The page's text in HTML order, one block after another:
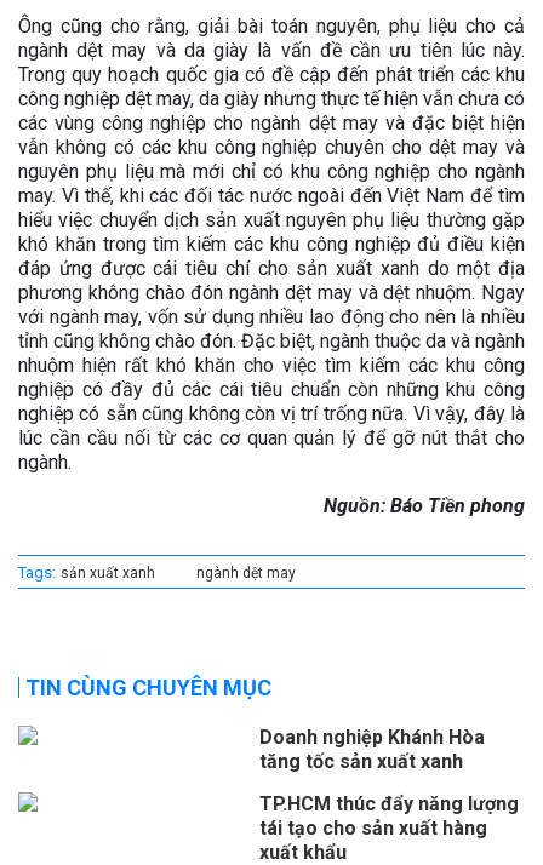
Ông cũng cho rằng, giải bài toán nguyên, phụ liệu cho cả
ngành dệt may và da giày là vấn đề cần ưu tiên lúc này.
Trong quy hoạch quốc gia có đề cập đến phát triển các khu
công nghiệp dệt may, da giày nhưng thực tế hiện vẫn chưa có
các vùng công nghiệp cho ngành dệt may và đặc biệt hiện
vẫn không có các khu công nghiệp chuyên cho dệt may và
nguyên phụ liệu mà mới chỉ có khu công nghiệp cho ngành
may. Vì thế, khi các đối tác nước ngoài đến Việt Nam để tìm
hiểu việc chuyển dịch sản xuất nguyên phụ liệu thường gặp
khó khăn trong tìm kiếm các khu công nghiệp đủ điều kiện
đáp ứng được cái tiêu chí cho sản xuất xanh do một địa
phương không chào đón ngành dệt may và dệt nhuộm. Ngay
với ngành may, vốn sử dụng nhiều lao động cho nên là nhiều
tỉnh cũng không chào đón. Đặc biệt, ngành thuộc da và ngành
nhuộm hiện rất khó khăn cho việc tìm kiếm các khu công
nghiệp có đầy đủ các cái tiêu chuẩn còn những khu công
nghiệp có sẵn cũng không còn vị trí trống nữa. Vì vậy, đây là
lúc cần cầu nối từ các cơ quan quản lý để gỡ nút thắt cho
ngành.
Nguồn: Báo Tiền phong
Tags: sản xuất xanh ngành dệt may
TIN CÙNG CHUYÊN MỤC
Doanh nghiệp Khánh Hòa
tăng tốc sản xuất xanh
TP.HCM thúc đẩy năng lượng
tái tạo cho sản xuất hàng
xuất khẩu